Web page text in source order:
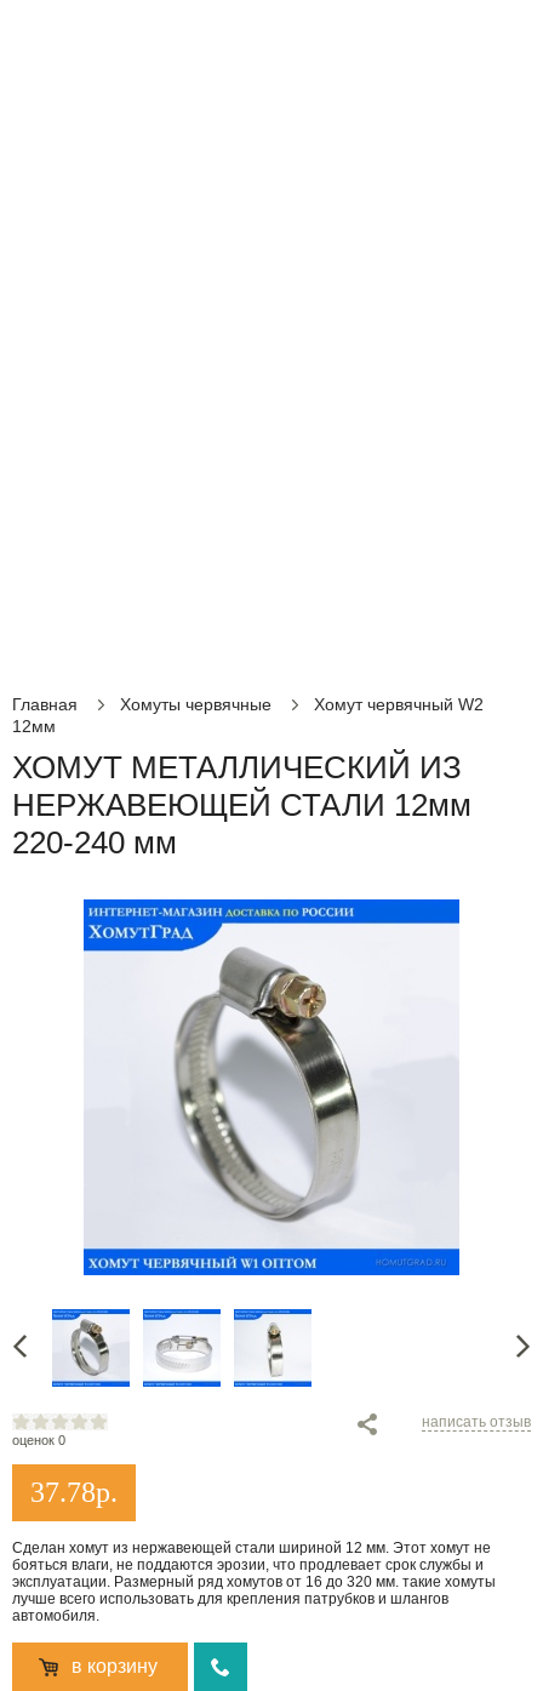
Главная Хомуты червячные
Хомут червячный W2
12мм
ХОМУТ МЕТАЛЛИЧЕСКИЙ ИЗ
НЕРЖАВЕЮЩЕЙ СТАЛИ 12мм
220-240 мм
оценок 0
написать отзыв
37.78р.
Сделан хомут из нержавеющей стали шириной 12 мм. Этот хомут не
бояться влаги, не поддаются эрозии, что продлевает срок службы и
эксплуатации. Размерный ряд хомутов от 16 до 320 мм. такие хомуты
лучше всего использовать для крепления патрубков и шлангов
автомобиля.
в корзину